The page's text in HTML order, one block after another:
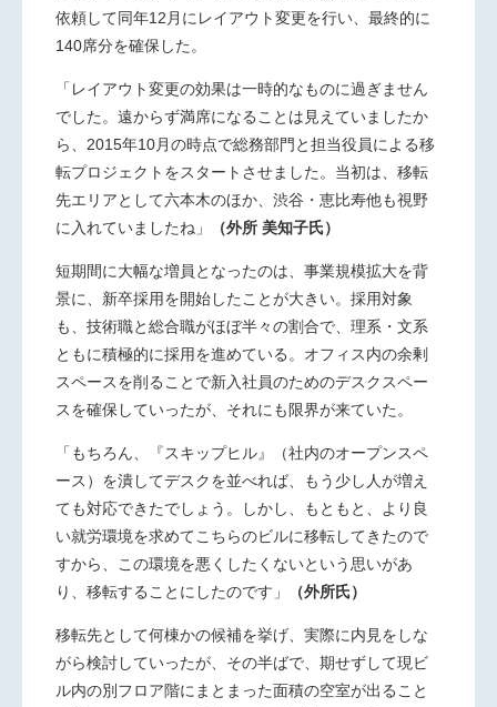
依頼して同年12月にレイアウト変更を行い、最終的に
140席分を確保した。
「レイアウト変更の効果は一時的なものに過ぎません
でした。遠からず満席になることは見えていましたか
ら、2015年10月の時点で総務部門と担当役員による移
転プロジェクトをスタートさせました。当初は、移転
先エリアとして六本木のほか、渋谷・恵比寿他も視野
に入れていましたね」
（外所 美知子氏）
短期間に大幅な増員となったのは、事業規模拡大を背
景に、 新卒採用を開始したことが大きい。採用対象
も、技術職と総合職がほぼ半々の割合で、理系・文系
ともに積極的に採用を進めている。オフィス内の余剰
スペースを削ることで新入社員のためのデスクスペー
スを確保していったが、それにも限界が来ていた。
「もちろん、『スキップヒル』（社内のオープンスペ
ース）を潰してデスクを並べれば、もう少し人が増え
ても対応できたでしょう。しかし、もともと、より良
い就労環境を求めてこちらのビルに移転してきたので
すから、この環境を悪くしたくないという思いがあ
り、移転することにしたのです」
（外所氏）
移転先として何棟かの候補を挙げ、実際に内見をしな
がら検討していったが、その半ばで、期せずして現ビ
ル内の別フロア階にまとまった面積の空室が出ること